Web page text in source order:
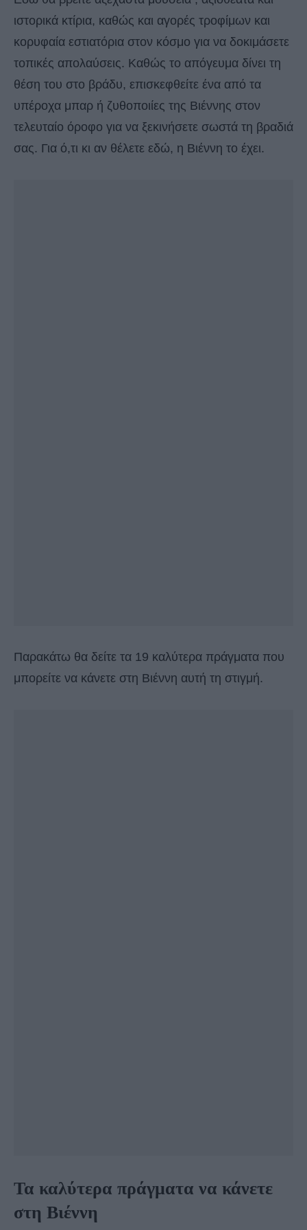
ιστορικά κτίρια, καθώς και αγορές τροφίμων και
κορυφαία εστιατόρια στον κόσμο για να δοκιμάσετε
τοπικές απολαύσεις. Καθώς το απόγευμα δίνει τη
θέση του στο βράδυ, επισκεφθείτε ένα από τα
υπέροχα μπαρ ή ζυθοποιίες της Βιέννης στον
τελευταίο όροφο για να ξεκινήσετε σωστά τη βραδιά
σας. Για ό,τι κι αν θέλετε εδώ, η Βιέννη το έχει.
Παρακάτω θα δείτε τα 19 καλύτερα πράγματα που
μπορείτε να κάνετε στη Βιέννη αυτή τη στιγμή.
Τα καλύτερα πράγματα να κάνετε
στη Βιέννη